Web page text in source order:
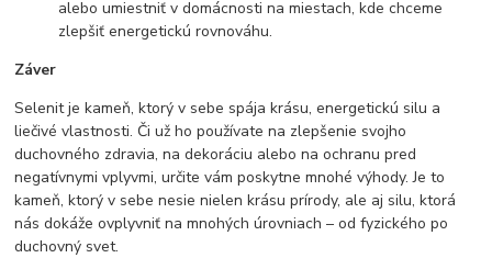
alebo umiestniť v domácnosti na miestach, kde chceme
zlepšiť energetickú rovnováhu.
Záver
Selenit je kameň, ktorý v sebe spája krásu, energetickú silu a
liečivé vlastnosti. Či už ho používate na zlepšenie svojho
duchovného zdravia, na dekoráciu alebo na ochranu pred
negatívnymi vplyvmi, určite vám poskytne mnohé výhody. Je to
kameň, ktorý v sebe nesie nielen krásu prírody, ale aj silu, ktorá
nás dokáže ovplyvniť na mnohých úrovniach – od fyzického po
duchovný svet.